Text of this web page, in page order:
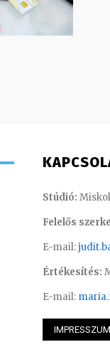
Farkas Henriett –
Stúdió:
Felelős
E-mail:
Értékesítés:
E-mail:
IMPRESSZUM